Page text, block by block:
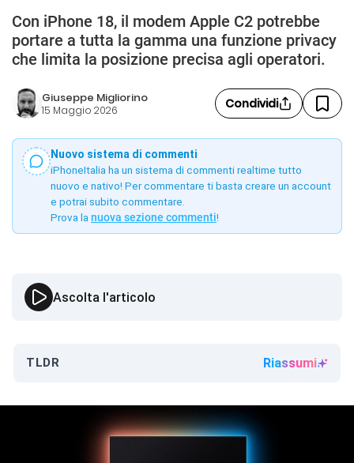
Con iPhone 18, il modem Apple C2 potrebbe
portare a tutta la gamma una funzione privacy
che limita la posizione precisa agli operatori.
Giuseppe Migliorino
15 Maggio 2026 Condividi
Nuovo sistema di commenti
iPhoneItalia ha un sistema di commenti realtime tutto
nuovo e nativo! Per commentare ti basta creare un account
e potrai subito commentare.
Prova la nuova sezione commenti!
Ascolta l'articolo
TLDR Riassumi